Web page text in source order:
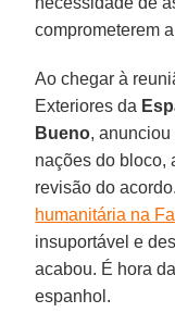
comprometerem
Ao chegar à
Exteriores da
Bueno, anunciou
nações do bloco,
revisão do
humanitária na
insuportável e
acabou. É hora
espanhol.